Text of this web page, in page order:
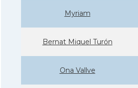
Myriam
Bernat Miquel Turón
Ona Vallve